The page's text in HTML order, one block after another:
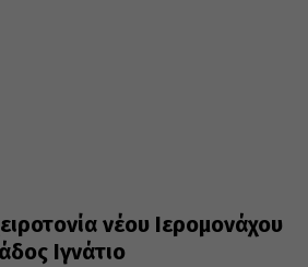
νέου Ιερομονάχου
Ιγνάτιο